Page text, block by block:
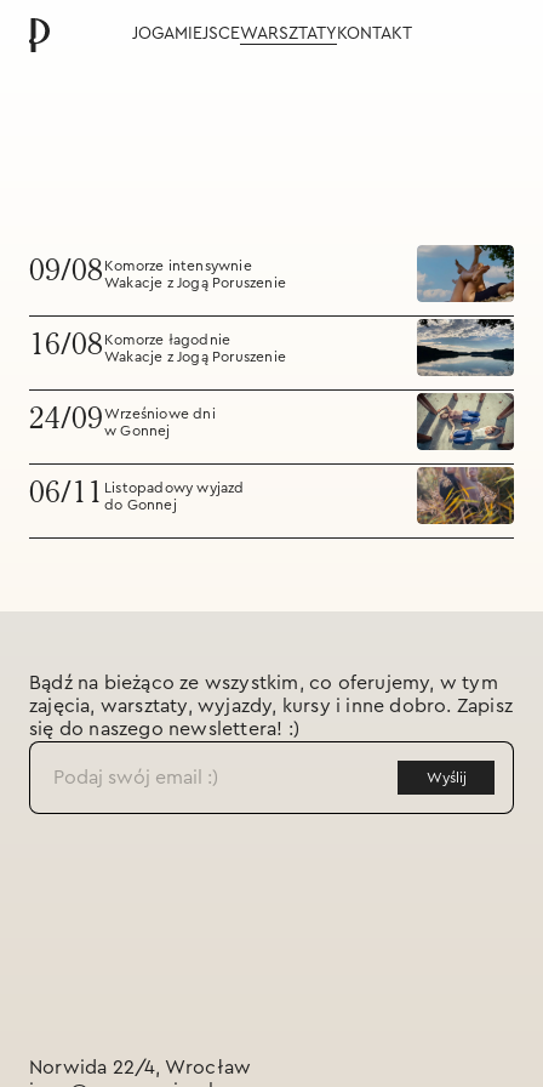
JOGAMIEJSCEWARSZTATY KONTAKT
09/08 Komorze intensywnie
Wakacje z Jogą Poruszenie
16/08 Komorze łagodnie
Wakacje z Jogą Poruszenie
24/09Wrześniowe dni
w Gonnej
06/11 Listopadowy wyjazd
do Gonnej
Bądź na bieżąco ze wszystkim, co oferujemy, w tym
zajęcia, warsztaty, wyjazdy, kursy i inne dobro. Zapisz
się do naszego newslettera! :)
Norwida 22/4, Wrocław